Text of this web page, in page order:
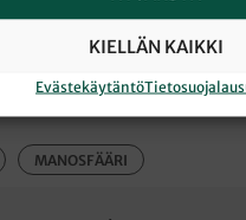
KIELLÄN KAIKKI
Evästekäytäntö
MANOSFÄÄRI